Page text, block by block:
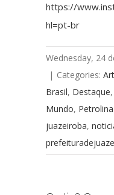
https://
hl=pt-br
Wednesday, 24
| Categories:
Brasil, Destaque,
Mundo,
juazeiroba,